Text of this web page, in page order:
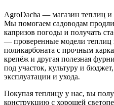
AgroDacha — магазин теплиц и
Мы помогаем садоводам
капризов погоды и получать
— проверенные модели теплиц
поликарбоната с прочным
крепёж и другая полезная
под участок, культуру и
эксплуатации и ухода.
Покупая теплицу у нас, вы
конструкцию с хорошей